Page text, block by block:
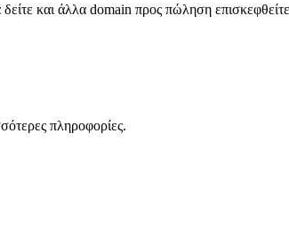
και άλλα domain προς πώληση
πληροφορίες.